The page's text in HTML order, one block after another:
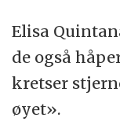
Elisa
de også
kretser
øyet».